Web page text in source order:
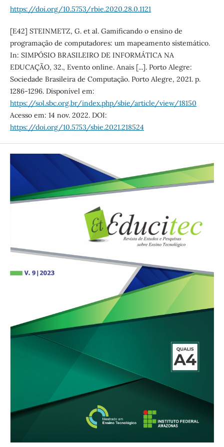
https://doi.org/10.5753/rbie.2020.28.0.1121
[E42] STEINMETZ, G. et al. Gamificando o ensino de
programação de computadores: um mapeamento sistemático.
In: SIMPÓSIO BRASILEIRO DE INFORMÁTICA NA
EDUCAÇÃO, 32., Evento online. Anais [...]. Porto Alegre:
Sociedade Brasileira de Computação. Porto Alegre, 2021. p.
1286-1296. Disponível em:
https://sol.sbc.org.br/index.php/sbie/article/view/18150
Acesso em: 14 nov. 2022. DOI:
https://doi.org/10.5753/sbie.2021.218524